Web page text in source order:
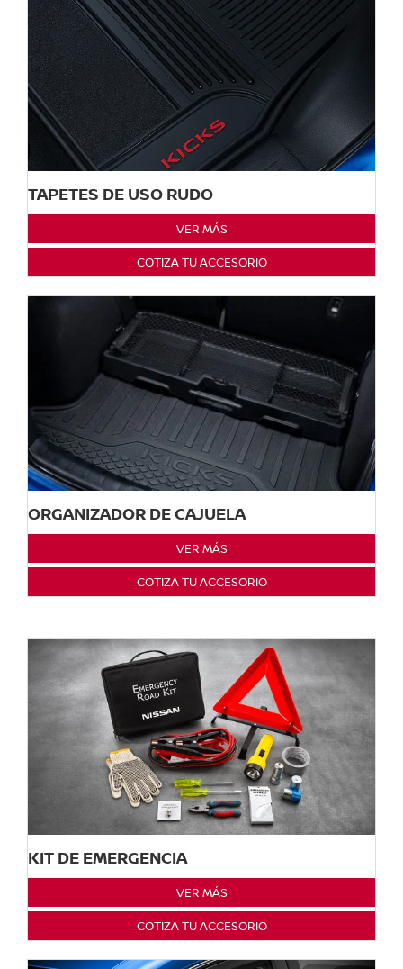
TAPETES DE USO RUDO
VER MÁS
COTIZA TU ACCESORIO
ORGANIZADOR DE CAJUELA
VER MÁS
COTIZA TU ACCESORIO
KIT DE EMERGENCIA
VER MÁS
COTIZA TU ACCESORIO